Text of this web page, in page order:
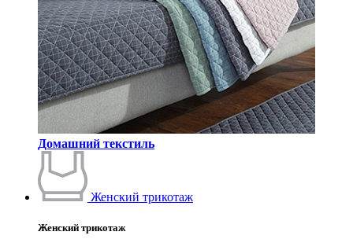
Домашний текстиль
Женский трикотаж
Женский трикотаж